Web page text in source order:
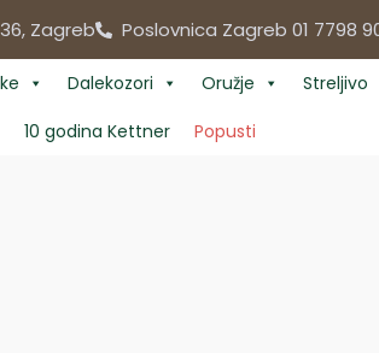
Zagreb Poslovnica Zagreb 01 7798
Dalekozori Oružje Streljivo
10 godina Kettner Popusti